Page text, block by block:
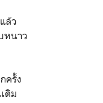
ล้ว
หนาว
ครั้ง
ดิม